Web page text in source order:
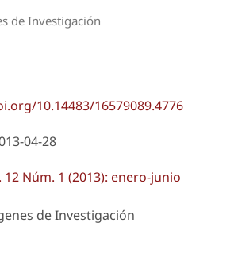
de Investigación
10.14483/16579089.4776
04-28
12 Núm. 1 (2013): enero-junio
de Investigación